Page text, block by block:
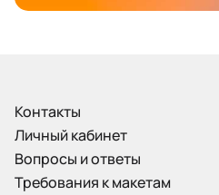
Контакты
Личный кабинет
Вопросы и ответы
Требования к макетам